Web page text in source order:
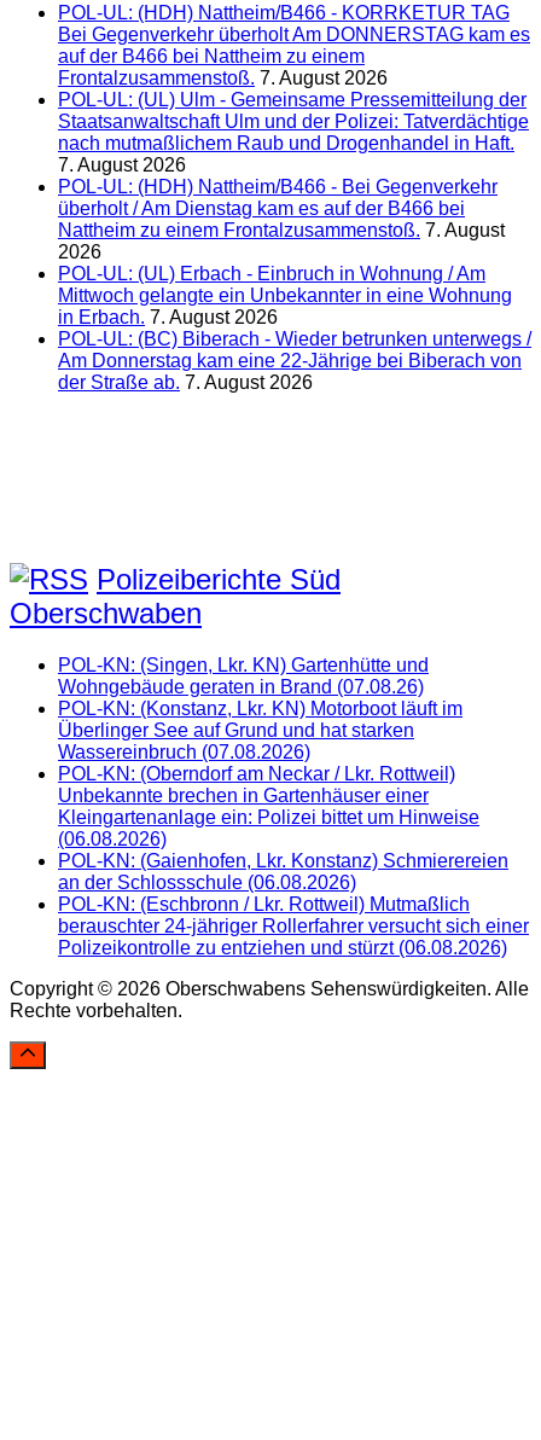
POL-UL: (HDH) Nattheim/B466 - KORRKETUR TAG
Bei Gegenverkehr überholt Am DONNERSTAG kam es
auf der B466 bei Nattheim zu einem
Frontalzusammenstoß. 7. August 2026
POL-UL: (UL) Ulm - Gemeinsame Pressemitteilung der
Staatsanwaltschaft Ulm und der Polizei: Tatverdächtige
nach mutmaßlichem Raub und Drogenhandel in Haft.
7. August 2026
POL-UL: (HDH) Nattheim/B466 - Bei Gegenverkehr
überholt / Am Dienstag kam es auf der B466 bei
Nattheim zu einem Frontalzusammenstoß. 7. August
2026
POL-UL: (UL) Erbach - Einbruch in Wohnung / Am
Mittwoch gelangte ein Unbekannter in eine Wohnung
in Erbach. 7. August 2026
POL-UL: (BC) Biberach - Wieder betrunken unterwegs /
Am Donnerstag kam eine 22-Jährige bei Biberach von
der Straße ab. 7. August 2026
Polizeiberichte Süd
Oberschwaben
POL-KN: (Singen, Lkr. KN) Gartenhütte und
Wohngebäude geraten in Brand (07.08.26)
POL-KN: (Konstanz, Lkr. KN) Motorboot läuft im
Überlinger See auf Grund und hat starken
Wassereinbruch (07.08.2026)
POL-KN: (Oberndorf am Neckar / Lkr. Rottweil)
Unbekannte brechen in Gartenhäuser einer
Kleingartenanlage ein: Polizei bittet um Hinweise
(06.08.2026)
POL-KN: (Gaienhofen, Lkr. Konstanz) Schmierereien
an der Schlossschule (06.08.2026)
POL-KN: (Eschbronn / Lkr. Rottweil) Mutmaßlich
berauschter 24-jähriger Rollerfahrer versucht sich einer
Polizeikontrolle zu entziehen und stürzt (06.08.2026)
Copyright © 2026 Oberschwabens Sehenswürdigkeiten. Alle
Rechte vorbehalten.